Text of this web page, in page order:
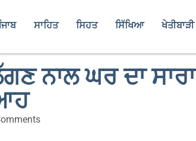
ਸਾਹਿਤ ਸਿਹਤ ਸਿੱਖਿਆ ਖੇਤੀਬਾੜੀ
ਨਾਲ ਘਰ ਦਾ ਸਾਰਾ